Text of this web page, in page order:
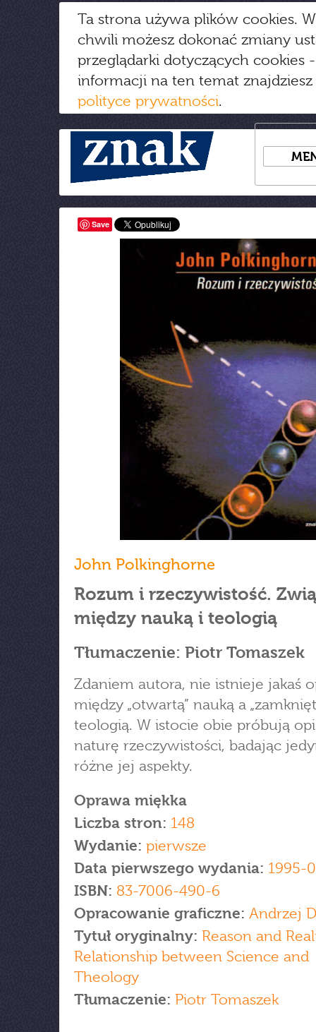
Ta strona używa plików cookies.
chwili możesz dokonać zmiany
przeglądarki dotyczących cookies
informacji na ten temat
polityce prywatności.
Save
John Polkinghorne
Rozum i rzeczywistość.
między nauką i teologią
Tłumaczenie: Piotr Tomaszek
Zdaniem autora, nie istnieje jakaś
między „otwartą” nauką a
teologią. W istocie obie próbują
naturę rzeczywistości, badając
różne jej aspekty.
Oprawa miękka
Liczba stron: 148
Wydanie: pierwsze
Data pierwszego wydania: 1995-
ISBN: 83-7006-490-6
Opracowanie graficzne: Andrzej
Tytuł oryginalny: Reason and
Relationship between Science and
Theology
Tłumaczenie: Piotr Tomaszek